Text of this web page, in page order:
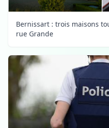
Bernissart : trois maisons
rue Grande